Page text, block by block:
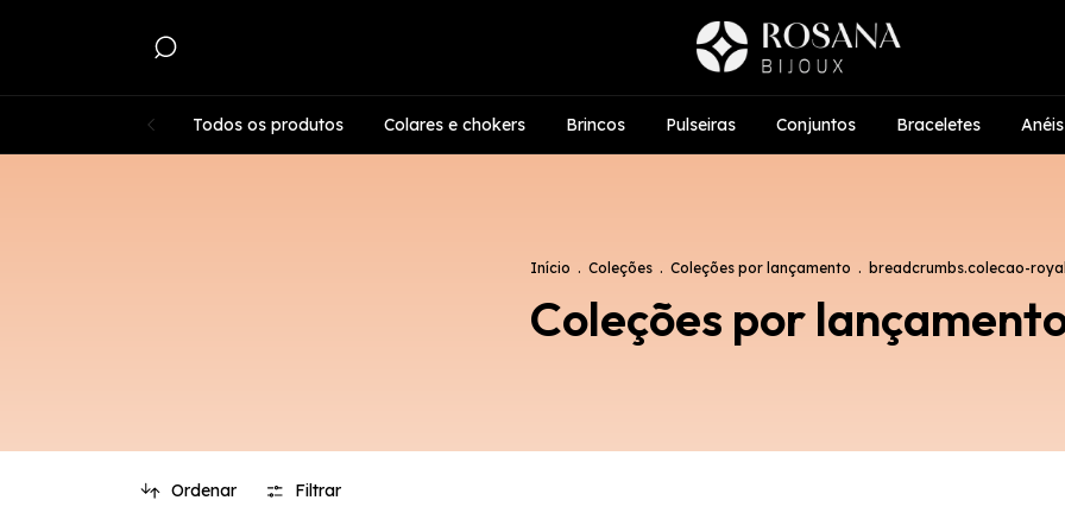
Todos os produtos Colares e chokers Brincos Pulseiras Conjuntos Braceletes Anéis
Início . Coleções . Coleções por lançamento . breadcrumbs.colecao-royal
Coleções por
Ordenar Filtrar